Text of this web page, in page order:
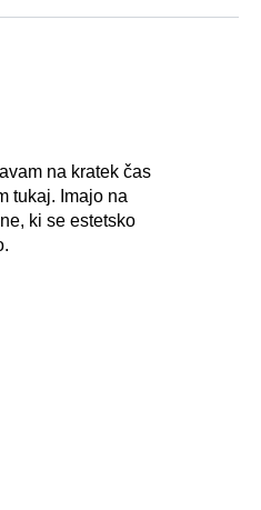
na kratek čas
tukaj. Imajo na
ki se estetsko